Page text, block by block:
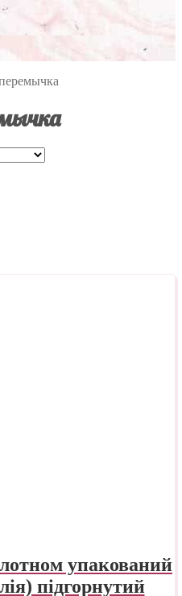
упакований
підгорнутий